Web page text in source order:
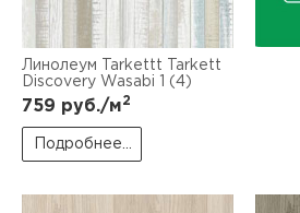
Линолеум Tarkettt Tarkett
Discovery Wasabi 1 (4)
759 руб./м2
Подробнее...